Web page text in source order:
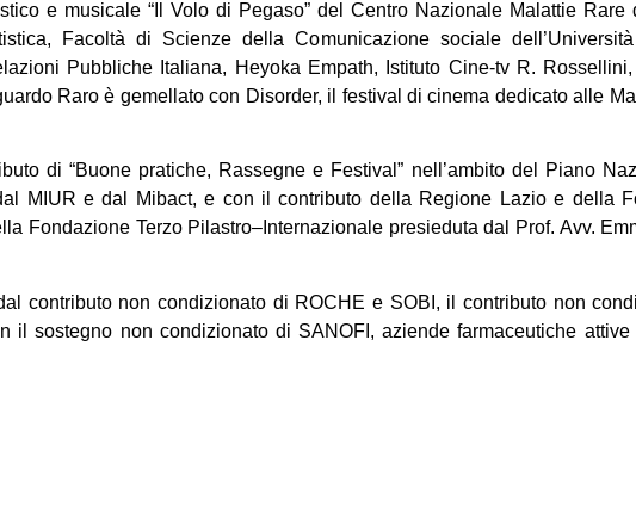
e musicale “Il Volo di Pegaso” del Centro Nazionale Malattie Rare
Facoltà di Scienze della Comunicazione sociale
Pubbliche Italiana, Heyoka Empath, Istituto Cine-tv R.
Raro è gemellato con Disorder, il festival di cinema dedicato alle
di “Buone pratiche, Rassegne e Festival” nell’ambito del Piano
MIUR e dal Mibact, e con il contributo della Regione Lazio e della
Fondazione Terzo Pilastro–Internazionale presieduta dal Prof. Avv.
contributo non condizionato di ROCHE e SOBI, il contributo non
il sostegno non condizionato di SANOFI, aziende farmaceutiche attive